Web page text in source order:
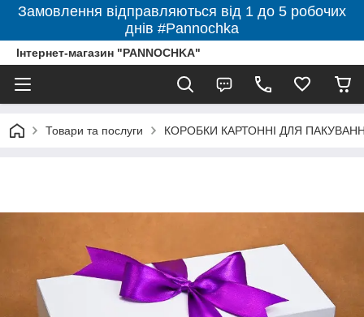
Замовлення відправляються від 1 до 5 робочих
днів #Pannochka
Інтернет-магазин "PANNOCHKA"
Товари та послуги КОРОБКИ КАРТОННІ ДЛЯ ПАКУВАННЯ